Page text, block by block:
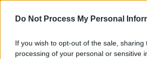
Do Not Process My Personal
If you wish to opt-out of the sale, sharing
processing of your personal or sensitive
λειτουργούμε τα συστήματα
σύστημα στην Ελλάδα.